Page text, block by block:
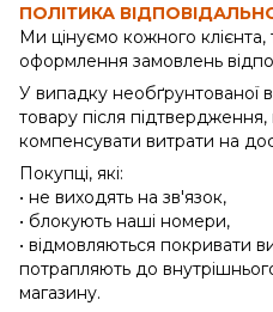
ПОЛІТИКА
Ми цінуємо кожного
оформлення замовлень
У випадку необґрунтованої
товару після
компенсувати витрати на
Покупці, які:
• не виходять на зв'язок,
• блокують наші номери,
• відмовляються покривати
потрапляють до
магазину.